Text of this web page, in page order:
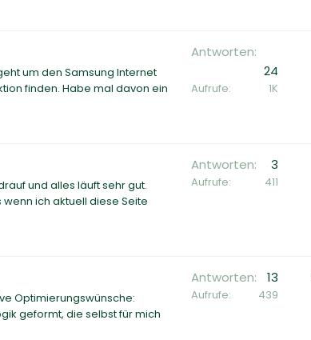
um den Samsung Internet
finden. Habe mal davon ein
Antworten
24
Aufrufe 1K
und alles läuft sehr gut.
ich aktuell diese Seite
Antworten 3
Aufrufe 411
Optimierungswünsche:
geformt, die selbst für mich
Antworten 13
Aufrufe 439